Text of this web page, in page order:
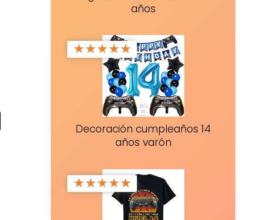
años
★★★★★
Decoración cumpleaños 14
años varón
★★★★★